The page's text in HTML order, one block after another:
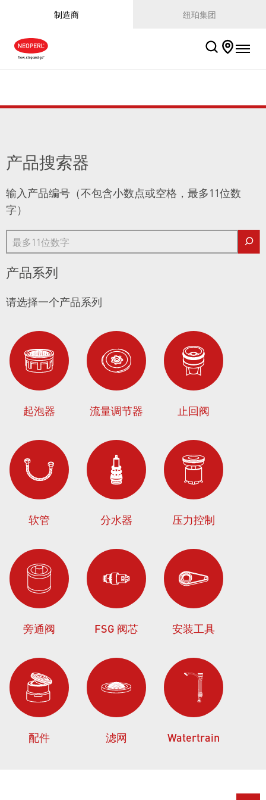
制造商 纽珀集团
产品搜索器
输入产品编号（不包含小数点或空格，最多11位数
字）
最多11位数字
产品系列
请选择一个产品系列
起泡器 流量调节器 止回阀
软管 分水器 压力控制
旁通阀 FSG 阀芯 安装工具
配件 滤网 Watertrain